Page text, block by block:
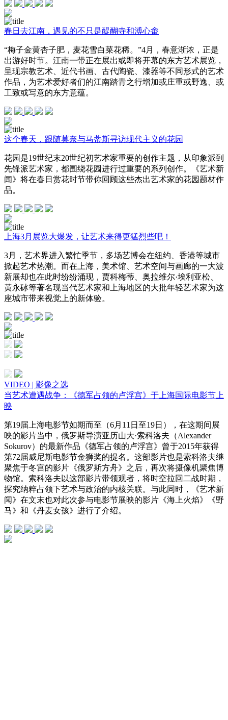
春日去江南，遇见的不只是醍醐寺和溥心畬
“梅子金黄杏子肥，麦花雪白菜花稀。”4月，春意渐浓，正是
出游好时节。江南一带正在展出或即将开幕的东方艺术展览，
呈现宗教艺术、近代书画、古代陶瓷、漆器等不同形式的艺术
作品，为艺术爱好者们的江南踏青之行增加或庄重或野逸、或
工致或写意的东方意蕴。
这个春天，跟随莫奈与马蒂斯寻访现代主义的花园
花园是19世纪末20世纪初艺术家重要的创作主题，从印象派到
先锋派艺术家，都围绕花园进行过重要的系列创作。《艺术新
闻》将在春日赏花时节带你回顾这些杰出艺术家的花园题材作
品。
上海3月展览大爆发，让艺术来得更猛烈些吧！
3月，艺术界进入繁忙季节，多场艺博会在纽约、香港等城市
掀起艺术热潮。而在上海，美术馆、艺术空间与画廊的一大波
新展却也在此时纷纷涌现，贾科梅蒂、奥拉维尔·埃利亚松、
黄永砅等著名现当代艺术家和上海地区的大批年轻艺术家为这
座城市带来视觉上的新体验。
VIDEO | 影像之选
当艺术遭遇战争：《德军占领的卢浮宫》于上海国际电影节上
映
第19届上海电影节如期而至（6月11日至19日），在这期间展
映的影片当中，俄罗斯导演亚历山大·索科洛夫（Alexander
Sokurov）的最新作品《德军占领的卢浮宫》曾于2015年获得
第72届威尼斯电影节金狮奖的提名。这部影片也是索科洛夫继
聚焦于冬宫的影片《俄罗斯方舟》之后，再次将摄像机聚焦博
物馆。索科洛夫以这部影片带领观者，将时空拉回二战时期，
探究纳粹占领下艺术与政治的内核关联。与此同时，《艺术新
闻》在文末也对此次参与电影节展映的影片《海上火焰》《野
马》和《丹麦女孩》进行了介绍。